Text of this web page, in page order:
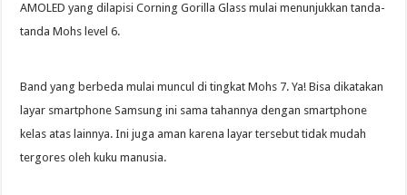
AMOLED yang dilapisi Corning Gorilla Glass mulai menunjukkan tanda-
tanda Mohs level 6.
Band yang berbeda mulai muncul di tingkat Mohs 7. Ya! Bisa dikatakan
layar smartphone Samsung ini sama tahannya dengan smartphone
kelas atas lainnya. Ini juga aman karena layar tersebut tidak mudah
tergores oleh kuku manusia.